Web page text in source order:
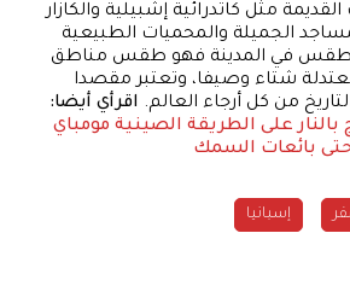
مثل كاتدرائية إشبيلية والكازار
الجميلة والمحميات الطبيعية
الطقس في المدينة فهو طقس مناطق
شتاء وصيفا، وتعتبر مقصدا
من كل أرجاء العالم. اقرأي أيضا:
بالنار على الطريقة الصينية مومباي
بائعات السمك
إسبانيا